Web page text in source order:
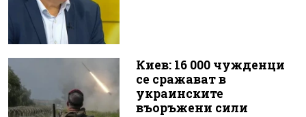
Киев: 16 000 чужденци
се сражават в
украинските
въоръжени сили